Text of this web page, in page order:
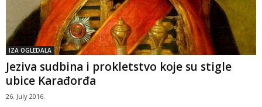
IZA OGLEDALA
Jeziva sudbina i prokletstvo koje su stigle
ubice Karađorđa
26. July 2016.